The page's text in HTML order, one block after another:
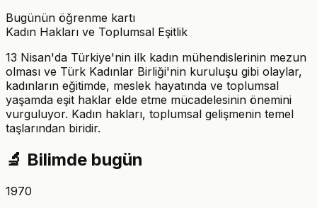
Bugünün öğrenme kartı
Kadın Hakları ve Toplumsal Eşitlik
13 Nisan'da Türkiye'nin ilk kadın mühendislerinin mezun
olması ve Türk Kadınlar Birliği'nin kuruluşu gibi olaylar,
kadınların eğitimde, meslek hayatında ve toplumsal
yaşamda eşit haklar elde etme mücadelesinin önemini
vurguluyor. Kadın hakları, toplumsal gelişmenin temel
taşlarından biridir.
🔬 Bilimde bugün
1970